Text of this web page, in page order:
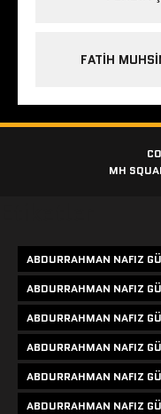
FATIH
MH
ABDURRAHMAN NAFIZ
ABDURRAHMAN NAFIZ
ABDURRAHMAN NAFIZ
ABDURRAHMAN NAFIZ
ABDURRAHMAN NAFIZ
ABDURRAHMAN NAFIZ